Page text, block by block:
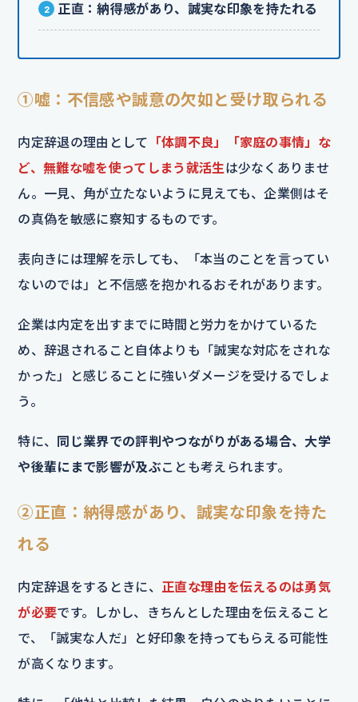
正直：納得感があり、誠実な印象を持たれる
①嘘：不信感や誠意の欠如と受け取られる
内定辞退の理由として 「体調不良」「家庭の事情」な
ど、無難な嘘を使ってしまう就活生は少なくありませ
ん。一見、角が立たないように見えても、企業側はそ
の真偽を敏感に察知するものです。
表向きには理解を示しても、「本当のことを言ってい
ないのでは」と不信感を抱かれるおそれがあります。
企業は内定を出すまでに時間と労力をかけているた
め、辞退されること自体よりも「誠実な対応をされな
かった」と感じることに強いダメージを受けるでしょ
う。
特に、 同じ業界での評判やつながりがある場合、大学
や後輩にまで影響が及ぶことも考えられます。
②正直：納得感があり、誠実な印象を持た
れる
内定辞退をするときに、 正直な理由を伝えるのは勇気
が必要です。しかし、きちんとした理由を伝えること
で、「誠実な人だ」と好印象を持ってもらえる可能性
が高くなります。